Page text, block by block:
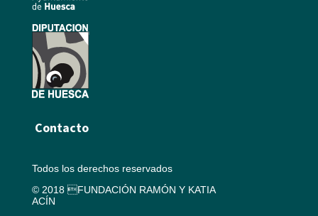
Contacto
Todos los derechos reservados
© 2018 FUNDACIÓN RAMÓN Y KATIA
ACÍN